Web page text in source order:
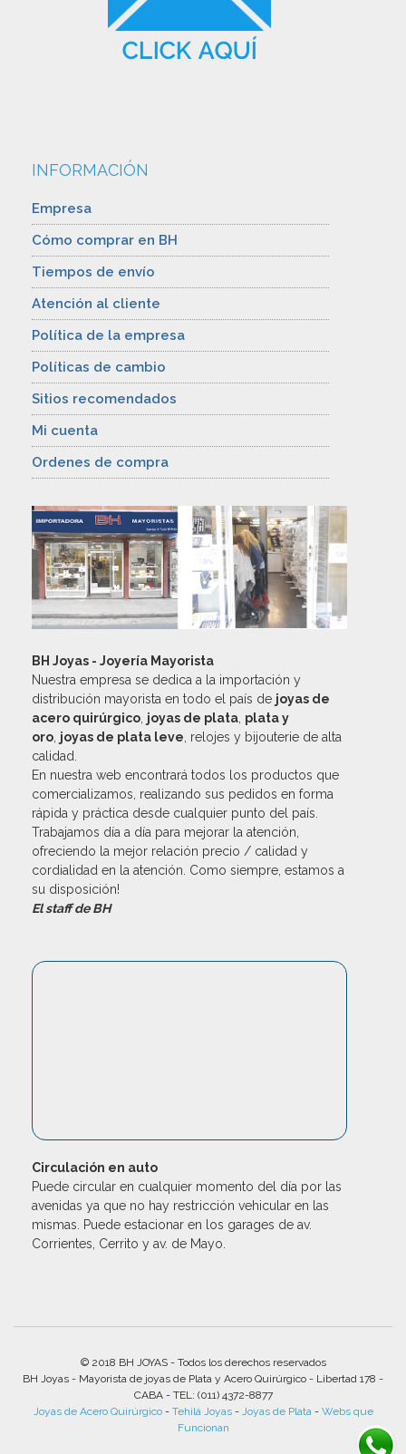
INFORMACIÓN
Empresa
Cómo comprar en BH
Tiempos de envío
Atención al cliente
Política de la empresa
Políticas de cambio
Sitios recomendados
Mi cuenta
Ordenes de compra
BH Joyas - Joyería Mayorista
Nuestra empresa se dedica a la importación y
distribución mayorista en todo el país de joyas de
acero quirúrgico, joyas de plata, plata y
oro, joyas de plata leve, relojes y bijouterie de alta
calidad.
En nuestra web encontrará todos los productos que
comercializamos, realizando sus pedidos en forma
rápida y práctica desde cualquier punto del país.
Trabajamos día a día para mejorar la atención,
ofreciendo la mejor relación precio / calidad y
cordialidad en la atención. Como siempre, estamos a
su disposición!
El staff de BH
Circulación en auto
Puede circular en cualquier momento del día por las
avenidas ya que no hay restricción vehicular en las
mismas. Puede estacionar en los garages de av.
Corrientes, Cerrito y av. de Mayo.
© 2018 BH JOYAS - Todos los derechos reservados
BH Joyas - Mayorista de joyas de Plata y Acero Quirúrgico - Libertad 178 -
CABA - TEL: (011) 4372-8877
Joyas de Acero Quirúrgico- Tehilá Joyas- Joyas de Plata- Webs que
Funcionan